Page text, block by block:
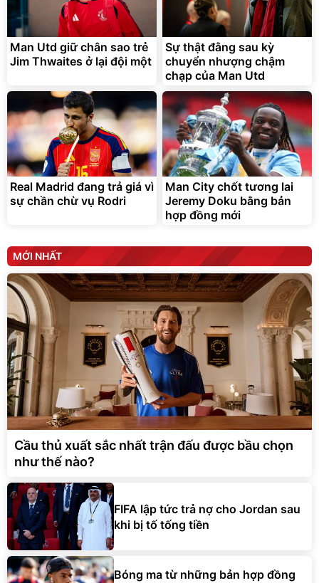
Bạt phủ xe ô tô cao cấp,
tráng nhôm 03 lớp
đ
325.000đ
Đã bán nhiều
Xe đạp điện trợ lực G-
Force C14 gấp gọn bỏ cốp
tiện lợi
9.900.000
7.092.000đ
Đang xem nhiều
G-FORCE VIETNA
Man Utd giữ chân sao trẻ
Jim Thwaites ở lại đội một
Sự thật đằng sau kỳ
chuyển nhượng chậm
chạp của Man Utd
Real Madrid đang trả giá vì
sự chần chừ vụ Rodri
Man City chốt tương lai
Jeremy Doku bằng bản
hợp đồng mới
MỚI NHẤT
Cầu thủ xuất sắc nhất trận đấu được bầu chọn
như thế nào?
FIFA lập tức trả nợ cho Jordan sau
khi bị tố tống tiền
Bóng ma từ những bản hợp đồng